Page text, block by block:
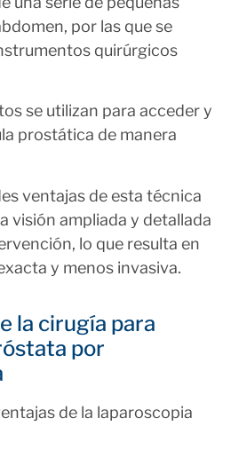
por las que se
quirúrgicos
se utilizan para acceder y
prostática de manera
ventajas de esta técnica
visión ampliada y detallada
lo que resulta en
y menos invasiva.
la cirugía para
por
de la laparoscopia